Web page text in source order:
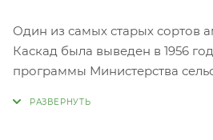
Один из самых старых сортов
Каскад была выведен в 1956
программы Министерства